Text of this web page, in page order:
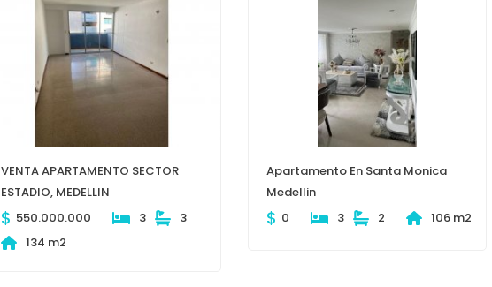
VENTA APARTAMENTO SECTOR
ESTADIO, MEDELLIN
$ 550.000.000 3
3
134 m2
Apartamento En Santa Monica
Medellin
$ 0 3 2 106 m2